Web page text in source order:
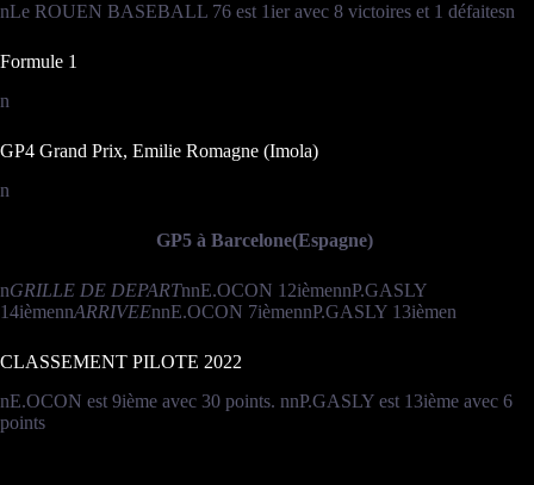
nLe ROUEN BASEBALL 76 est 1ier avec 8 victoires et 1 défaitesn
Formule 1
n
GP4 Grand Prix, Emilie Romagne (Imola)
n
GP5 à Barcelone(Espagne)
nGRILLE DE DEPARTnnE.OCON 12ièmennP.GASLY
14ièmennARRIVEEnnE.OCON 7ièmennP.GASLY 13ièmen
CLASSEMENT PILOTE 2022
nE.OCON est 9ième avec 30 points. nnP.GASLY est 13ième avec 6
points